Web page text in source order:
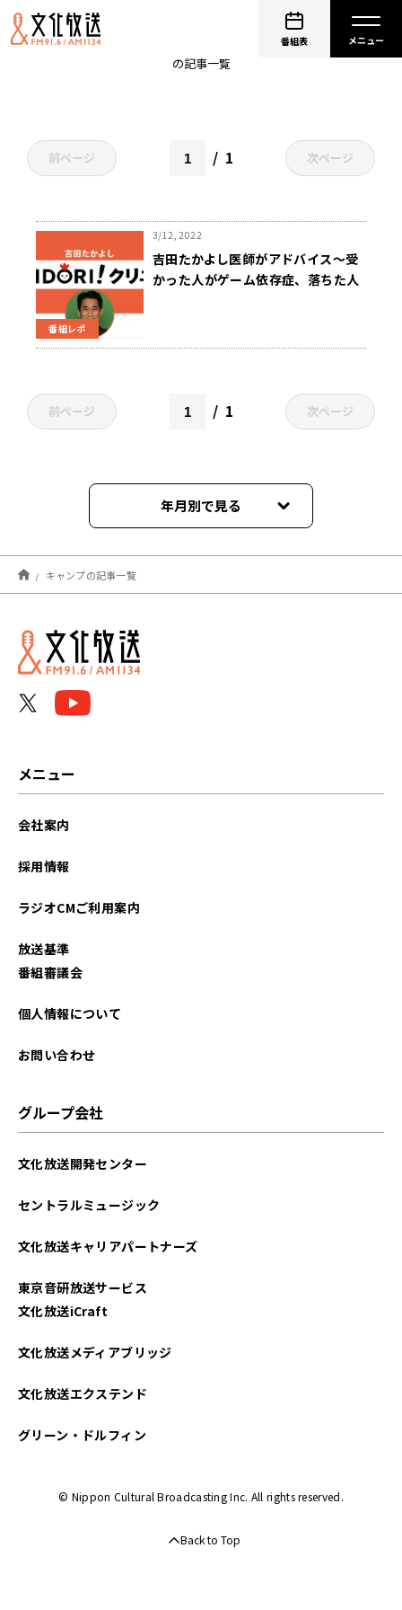
番組表
の記事一覧
前ページ 1 次ページ
番組レポ
3/12, 2022
吉田たかよし医師がアドバイス～受
かった人がゲーム依存症、落ちた人
前ページ 1 次ページ
年月別で見る
2025年04月
2023年06月
2022年12月
キャンプの記事一覧
メニュー
会社案内
採用情報
ラジオCMご利用案内
放送基準
番組審議会
個人情報について
お問い合わせ
グループ会社
文化放送開発センター
セントラルミュージック
文化放送キャリアパートナーズ
東京音研放送サービス
文化放送iCraft
文化放送メディアブリッジ
文化放送エクステンド
グリーン・ドルフィン
© Nippon Cultural Broadcasting Inc. All rights reserved.
Back to Top